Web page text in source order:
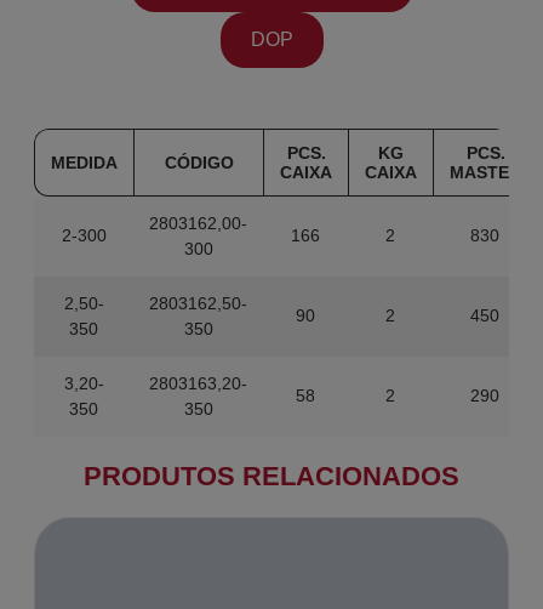
DOP
MEDIDA CÓDIGO
PCS.
CAIXA
KG
CAIXA
PCS.
MASTER
2-300
2803162,00-
300
166 2 830
2,50-
350
2803162,50-
350
90 2 450
3,20-
350
2803163,20-
350
58 2 290
PRODUTOS RELACIONADOS